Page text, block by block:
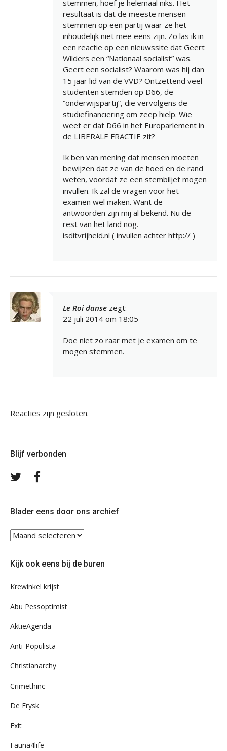
stemmen, hoef je helemaal niks. Het
resultaat is dat de meeste mensen
stemmen op een partij waar ze het
inhoudelijk niet mee eens zijn. Zo las ik in
een reactie op een nieuwssite dat Geert
Wilders een “Nationaal socialist” was.
Geert een socialist? Waarom was hij dan
15 jaar lid van de VVD? Ontzettend veel
studenten stemden op D66, de
“onderwijspartij”, die vervolgens de
studiefinanciering om zeep hielp. Wie
weet er dat D66 in het Europarlement in
de LIBERALE FRACTIE zit?
Ik ben van mening dat mensen moeten
bewijzen dat ze van de hoed en de rand
weten, voordat ze een stembiljet mogen
invullen. Ik zal de vragen voor het
examen wel maken. Want de
antwoorden zijn mij al bekend. Nu de
rest van het land nog.
isditvrijheid.nl ( invullen achter http:// )
Le Roi danse zegt:
22 juli 2014 om 18:05
Doe niet zo raar met je examen om te
mogen stemmen.
Reacties zijn gesloten.
Blijf verbonden
Volg
Blader eens door ons archief
Blader
eens
ons
Kijk ook eens bij de buren
Krewinkel krijst
Abu Pessoptimist
AktieAgenda
Anti-Populista
Christianarchy
Crimethinc
De Frysk
Exit
Fauna4life